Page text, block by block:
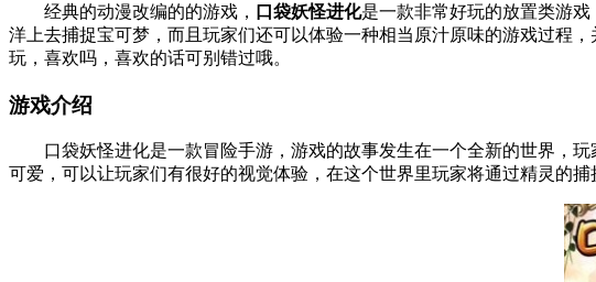
经典的动漫改编的的游戏， 口袋妖怪进化是一款非常好玩的放置类游
洋上去捕捉宝可梦，而且玩家们还可以体验一种相当原汁原味的游戏过程
玩，喜欢吗，喜欢的话可别错过哦。
游戏介绍
口袋妖怪进化是一款冒险手游，游戏的故事发生在一个全新的世界，玩
可爱，可以让玩家们有很好的视觉体验，在这个世界里玩家将通过精灵的